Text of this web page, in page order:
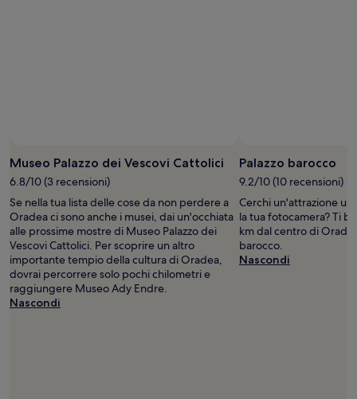
Museo Palazzo dei Vescovi Cattolici
6.8/10 (3 recensioni)
Se nella tua lista delle cose da non perdere a
Oradea ci sono anche i musei, dai un'occhiata
alle prossime mostre di Museo Palazzo dei
Vescovi Cattolici. Per scoprire un altro
importante tempio della cultura di Oradea,
dovrai percorrere solo pochi chilometri e
raggiungere Museo Ady Endre.
Nascondi
Palazzo barocco
9.2/10 (10 recensioni)
Cerchi un'attrazione
la tua fotocamera? Ti
km dal centro di
barocco.
Nascondi